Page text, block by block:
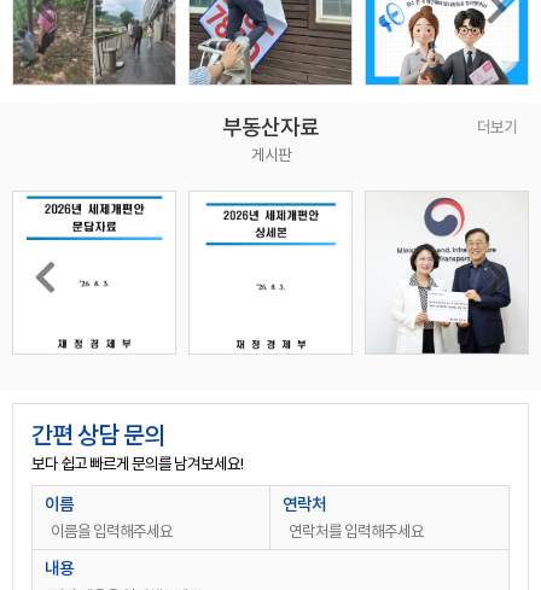
부동산자료
더보기
게시판
간편 상담 문의
보다 쉽고 빠르게 문의를 남겨보세요!
이름 연락처
내용
상담완료
상담완료 근생 건축 가능한 토지 찾습니다. 용인시 대로변 으로
상담완료